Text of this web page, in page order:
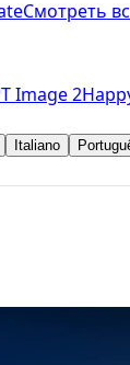
Смотреть
Image 2
Italiano